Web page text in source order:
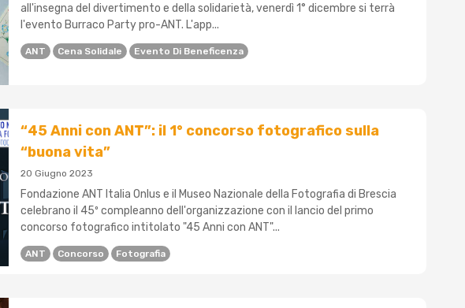
all'insegna del divertimento e della solidarietà, venerdì 1° dicembre si terrà
l'evento Burraco Party pro-ANT. L'app...
ANT Cena Solidale Evento Di Beneficenza
“45 Anni con ANT”: il 1° concorso fotografico sulla
“buona vita”
20 Giugno 2023
Fondazione ANT Italia Onlus e il Museo Nazionale della Fotografia di Brescia
celebrano il 45º compleanno dell'organizzazione con il lancio del primo
concorso fotografico intitolato "45 Anni con ANT"...
ANT Concorso Fotografia